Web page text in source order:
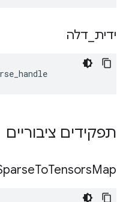
ידית דלה
תפקידים ציבוריים
ToTensorsMap